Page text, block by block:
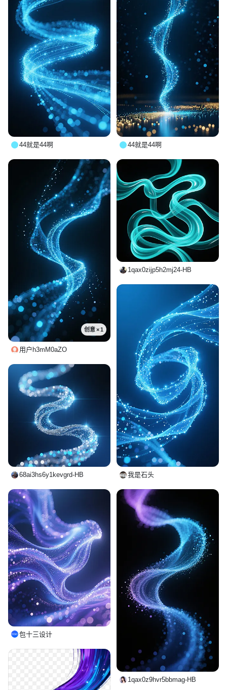
44就是44啊 44就是44啊
创意 × 1
用户h3mM0aZO
1qax0zijp5h2mj24-HB
我是石头
68ai3hs6y1kevgrd-HB
包十三设计
1qax0z9hvr5bbmag-HB